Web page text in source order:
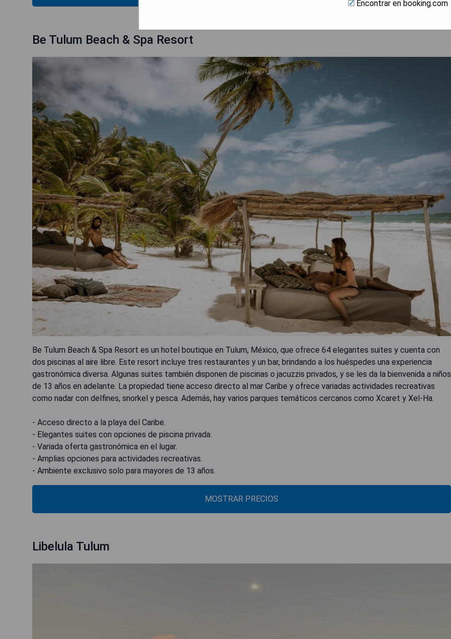
Be Tulum Beach & Spa Resort
Be Tulum Beach & Spa Resort es un hotel boutique en Tulum, México, que ofrece 64 elegantes suites y cuenta con
dos piscinas al aire libre. Este resort incluye tres restaurantes y un bar, brindando a los huéspedes una experiencia
gastronómica diversa. Algunas suites también disponen de piscinas o jacuzzis privados, y se les da la bienvenida a niños
de 13 años en adelante. La propiedad tiene acceso directo al mar Caribe y ofrece variadas actividades recreativas
como nadar con delfines, snorkel y pesca. Además, hay varios parques temáticos cercanos como Xcaret y Xel-Ha.
- Acceso directo a la playa del Caribe.
- Elegantes suites con opciones de piscina privada.
- Variada oferta gastronómica en el lugar.
- Amplias opciones para actividades recreativas.
- Ambiente exclusivo solo para mayores de 13 años.
MOSTRAR PRECIOS
Libelula Tulum
Encontrar en booking.com